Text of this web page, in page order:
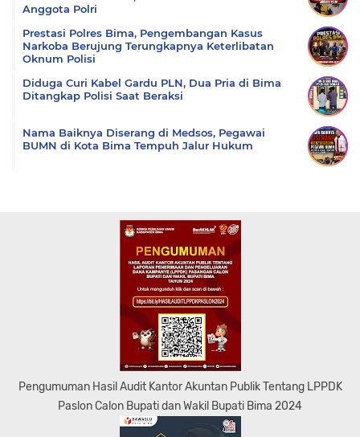
Anggota Polri
Prestasi Polres Bima, Pengembangan Kasus
Narkoba Berujung Terungkapnya Keterlibatan
Oknum Polisi
Diduga Curi Kabel Gardu PLN, Dua Pria di Bima
Ditangkap Polisi Saat Beraksi
Nama Baiknya Diserang di Medsos, Pegawai
BUMN di Kota Bima Tempuh Jalur Hukum
Pengumuman Hasil Audit Kantor Akuntan Publik Tentang LPPDK
Paslon Calon Bupati dan Wakil Bupati Bima 2024